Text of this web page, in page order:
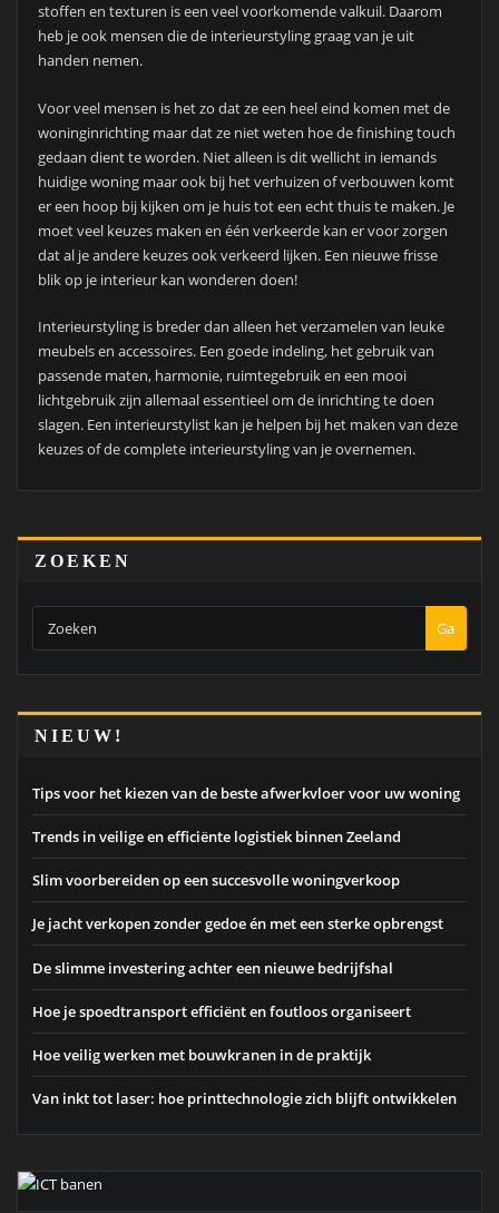
stoffen en texturen is een veel voorkomende valkuil. Daarom
heb je ook mensen die de interieurstyling graag van je uit
handen nemen.
Voor veel mensen is het zo dat ze een heel eind komen met de
woninginrichting maar dat ze niet weten hoe de finishing touch
gedaan dient te worden. Niet alleen is dit wellicht in iemands
huidige woning maar ook bij het verhuizen of verbouwen komt
er een hoop bij kijken om je huis tot een echt thuis te maken. Je
moet veel keuzes maken en één verkeerde kan er voor zorgen
dat al je andere keuzes ook verkeerd lijken. Een nieuwe frisse
blik op je interieur kan wonderen doen!
Interieurstyling is breder dan alleen het verzamelen van leuke
meubels en accessoires. Een goede indeling, het gebruik van
passende maten, harmonie, ruimtegebruik en een mooi
lichtgebruik zijn allemaal essentieel om de inrichting te doen
slagen. Een interieurstylist kan je helpen bij het maken van deze
keuzes of de complete interieurstyling van je overnemen.
ZOEKEN
Ga
NIEUW!
Tips voor het kiezen van de beste afwerkvloer voor uw woning
Trends in veilige en efficiënte logistiek binnen Zeeland
Slim voorbereiden op een succesvolle woningverkoop
Je jacht verkopen zonder gedoe én met een sterke opbrengst
De slimme investering achter een nieuwe bedrijfshal
Hoe je spoedtransport efficiënt en foutloos organiseert
Hoe veilig werken met bouwkranen in de praktijk
Van inkt tot laser: hoe printtechnologie zich blijft ontwikkelen